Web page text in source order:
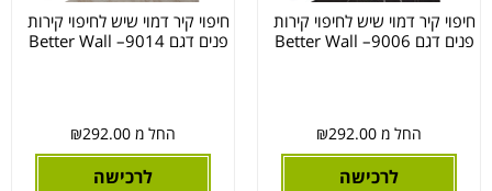
חיפוי קיר דמוי שיש לחיפוי קירות
פנים דגם 9006– Better Wall
החל מ ₪292.00
לרכישה
חיפוי קיר דמוי שיש לחיפוי קירות
פנים דגם 9014– Better Wall
החל מ ₪292.00
לרכישה